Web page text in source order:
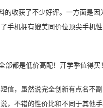
收获了不少好评。一方面是因
手机拥有媲美同价位顶尖手机
信，虽然说完全创新有点名不
，不错的性价比和不同于其他